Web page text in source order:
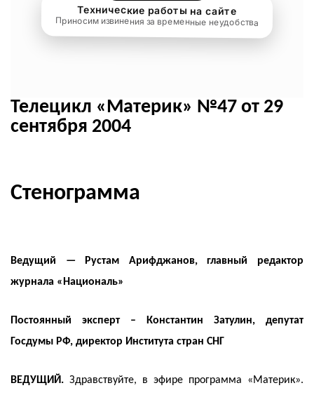
Телецикл «Материк» №47 от 29
сентября 2004
Стенограмма
Ведущий — Рустам Арифджанов, главный редактор
журнала «Националь»
Постоянный эксперт – Константин Затулин, депутат
Госдумы РФ, директор Института стран СНГ
ВЕДУЩИЙ. Здравствуйте, в эфире программа «Материк».